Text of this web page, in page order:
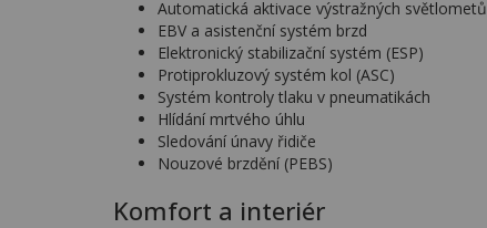
Automatická aktivace výstražných světlometů
EBV a asistenční systém brzd
Elektronický stabilizační systém (ESP)
Protiprokluzový systém kol (ASC)
Systém kontroly tlaku v pneumatikách
Hlídání mrtvého úhlu
Sledování únavy řidiče
Nouzové brzdění (PEBS)
Komfort a interiér